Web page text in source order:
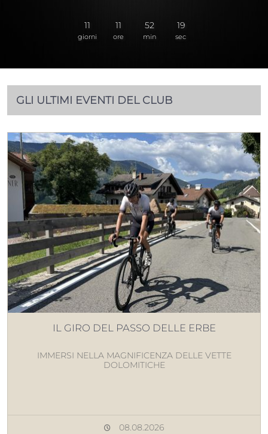
11
giorni
11
ore
52
min
18
sec
GLI ULTIMI EVENTI DEL CLUB
IL GIRO DEL PASSO DELLE ERBE
IMMERSI NELLA MAGNIFICENZA DELLE VETTE
DOLOMITICHE
08.08.2026